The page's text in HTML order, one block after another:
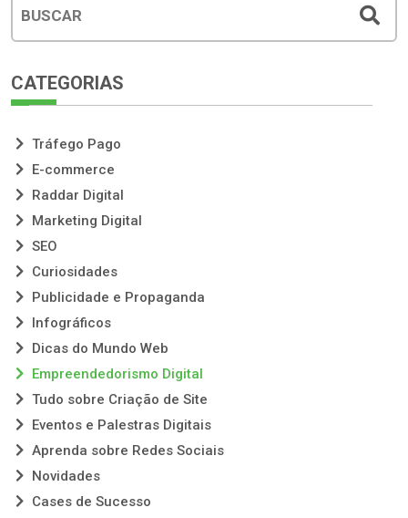
CATEGORIAS
Tráfego Pago
E-commerce
Raddar Digital
Marketing Digital
SEO
Curiosidades
Publicidade e Propaganda
Infográficos
Dicas do Mundo Web
Empreendedorismo Digital
Tudo sobre Criação de Site
Eventos e Palestras Digitais
Aprenda sobre Redes Sociais
Novidades
Cases de Sucesso